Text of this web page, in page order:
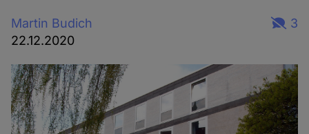
Martin Budich
22.12.2020
3